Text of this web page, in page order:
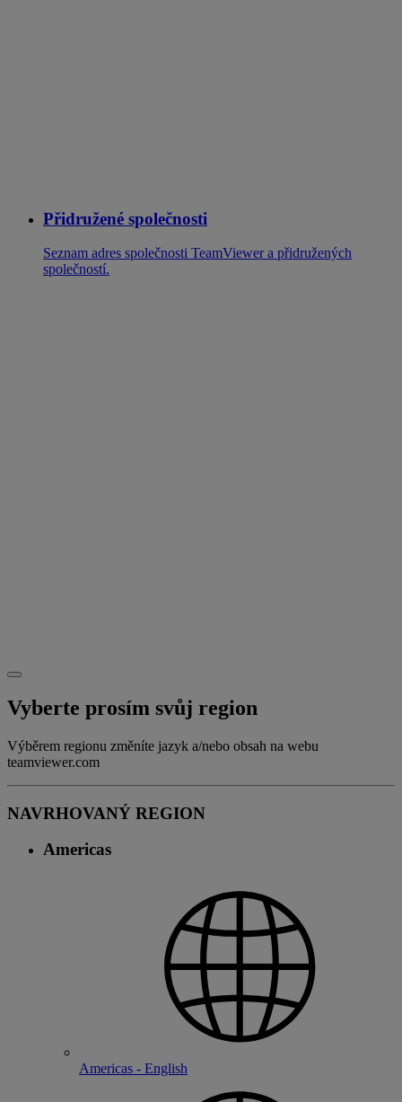
Přidružené společnosti
Seznam adres společnosti TeamViewer a přidružených
společností.
Vyberte prosím svůj region
Výběrem regionu změníte jazyk a/nebo obsah na webu
teamviewer.com
NAVRHOVANÝ REGION
Americas
Americas - English